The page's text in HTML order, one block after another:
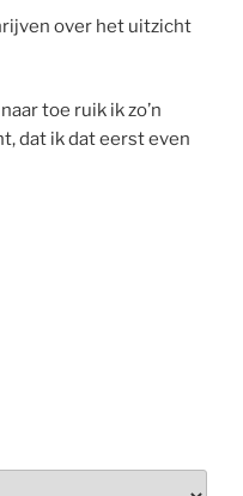
over het uitzicht
toe ruik ik zo’n
dat ik dat eerst even